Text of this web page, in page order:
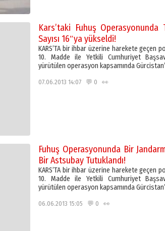
Kars’taki Fuhuş Operasyonunda
Sayısı 16″ya yükseldi!
KARS’TA bir ihbar üzerine harekete geçen
10. Madde ile Yetkili Cumhuriyet
yürütülen operasyon kapsamında
07.06.2013 14:07 💬 0 👀
Fuhuş Operasyonunda Bir
Bir Astsubay Tutuklandı!
KARS’TA bir ihbar üzerine harekete geçen
10. Madde ile Yetkili Cumhuriyet
yürütülen operasyon kapsamında
06.06.2013 15:05 💬 0 👀